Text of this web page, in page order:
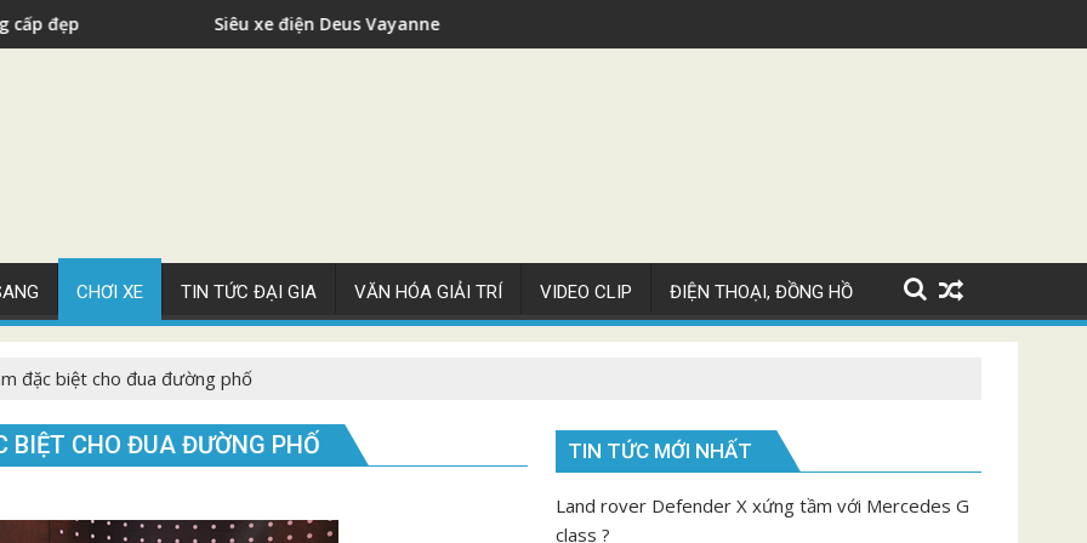
Siêu xe điện Deus Vayanne cho nhà giàu
CHƠI XE TIN TỨC ĐẠI GIA VĂN HÓA GIẢI TRÍ VIDEO CLIP ĐIỆN THOẠI, ĐỒNG HỒ
đặc biệt cho đua đường phố
BIỆT CHO ĐUA ĐƯỜNG PHỐ TIN TỨC MỚI NHẤT
Land rover Defender X xứng tầm với Mercedes G
class ?